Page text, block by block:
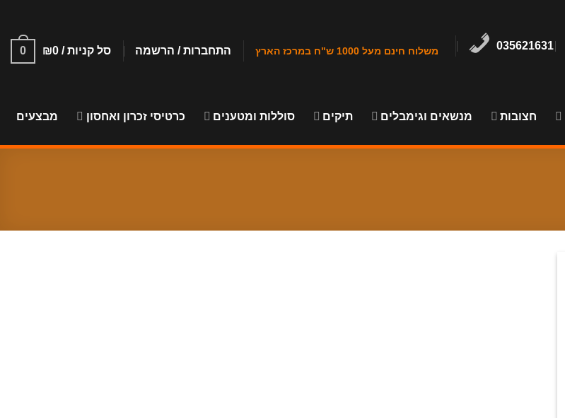
035621631 משלוח חינם מעל 1000 ש"ח במרכז הארץ התחברות / הרשמה סל קניות / ₪0
0
חצובות מנשאים וגימבלים תיקים סוללות ומטענים כרטיסי זכרון ואחסון מבצעים